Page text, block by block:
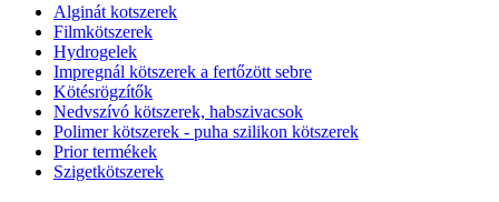
Alginát kotszerek
Filmkötszerek
Hydrogelek
Impregnál kötszerek a fertőzött sebre
Kötésrögzítők
Nedvszívó kötszerek, habszivacsok
Polimer kötszerek - puha szilikon kötszerek
Prior termékek
Szigetkötszerek